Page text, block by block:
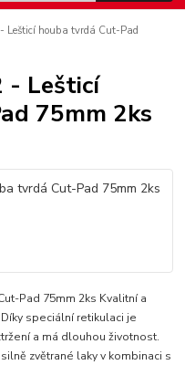
Lešticí houba tvrdá Cut-Pad
- Lešticí
75mm 2ks
Pad 75mm 2ks Kvalitní a
speciální retikulaci je
a má dlouhou životnost.
zvětrané laky v kombinaci s